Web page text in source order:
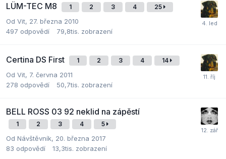
LÜM-TEC M8 1 2 3 4 25
Od Vit, 27. března 2010
497 odpovědí 79,8tis. zobrazení
Certina DS First 1 2 3 4 14
Od Vit, 7. června 2011
278 odpovědí 50,7tis. zobrazení
BELL ROSS 03 92 neklid na zápěstí
1 2 3 4 5
Od Návštěvník, 20. března 2017
83 odpovědí 13,3tis. zobrazení